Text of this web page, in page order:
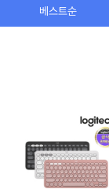
상호/대표자
소재지
베스트순